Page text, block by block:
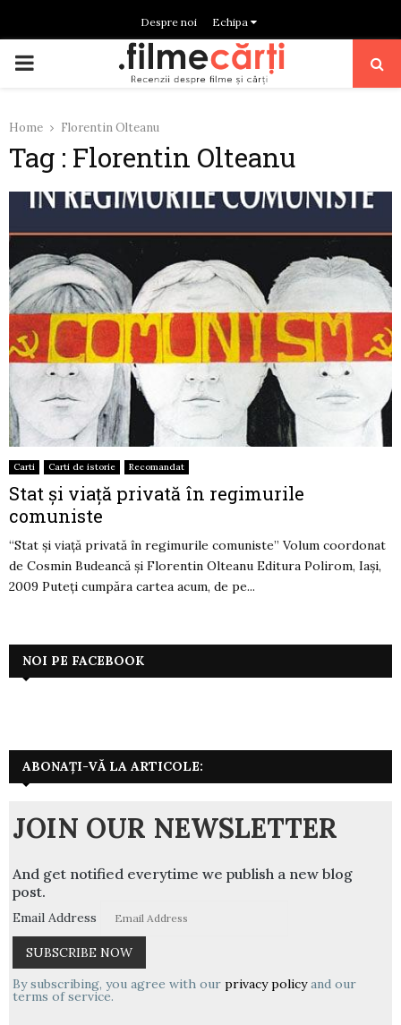
Despre noi Echipa
PRIMARY
Home Florentin Olteanu
Tag : Florentin Olteanu
Carti Carti de istorie Recomandat
Stat şi viaţă privată în regimurile
comuniste
“Stat şi viaţă privată în regimurile comuniste” Volum coordonat
de Cosmin Budeancă şi Florentin Olteanu Editura Polirom, Iaşi,
2009 Puteţi cumpăra cartea acum, de pe...
NOI PE FACEBOOK
ABONAȚI-VĂ LA ARTICOLE:
JOIN OUR NEWSLETTER
And get notified everytime we publish a new blog
post.
Email Address
By subscribing, you agree with our privacy policyand our
terms of service.